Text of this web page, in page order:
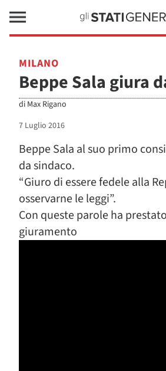
MILANO
Beppe Sala giura
di Max Rigano
7 Luglio 2016
Beppe Sala al suo primo
da sindaco.
“Giuro di essere fedele alla
osservarne le leggi”.
Con queste parole ha
giuramento